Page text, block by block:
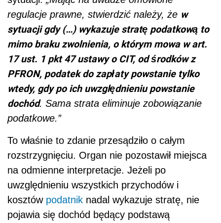
regulacje prawne, stwierdzić należy, że w
sytuacji gdy (…) wykazuje stratę podatkową to
mimo braku zwolnienia, o którym mowa w art.
17 ust. 1 pkt 47 ustawy o CIT, od środków z
PFRON, podatek do zapłaty powstanie tylko
wtedy, gdy po ich uwzględnieniu powstanie
dochód. Sama strata eliminuje zobowiązanie
podatkowe.”
To właśnie to zdanie przesądziło o całym
rozstrzygnięciu. Organ nie pozostawił miejsca
na odmienne interpretacje. Jeżeli po
uwzględnieniu wszystkich przychodów i
kosztów podatnik nadal wykazuje stratę, nie
pojawia się dochód będący podstawą